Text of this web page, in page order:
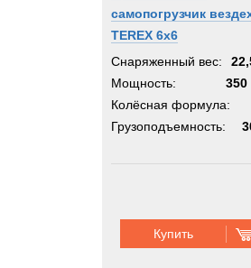
самопогрузчик
TEREX 6х6
Снаряженный вес:
Мощность:
350
Колёсная формула:
Грузоподъемность:
Купить